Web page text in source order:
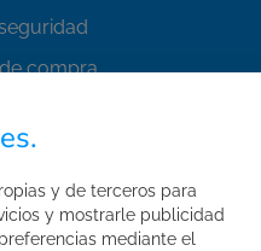
compra
y de terceros para
y mostrarle publicidad
mediante el